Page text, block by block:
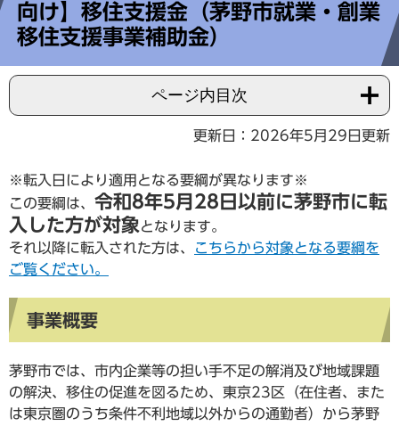
向け】移住支援金（茅野市就業・創業
移住支援事業補助金）
ページ内目次
更新日：2026年5月29日更新
※転入日により適用となる要綱が異なります※
この要綱は、 令和8年5月28日以前に茅野市に転
入した方が対象となります。
それ以降に転入された方は、
こちらから対象となる要綱を
ご覧ください。
事業概要
茅野市では、市内企業等の担い手不足の解消及び地域課題
の解決、移住の促進を図るため、東京23区（在住者、また
は東京圏のうち条件不利地域以外からの通勤者）から茅野